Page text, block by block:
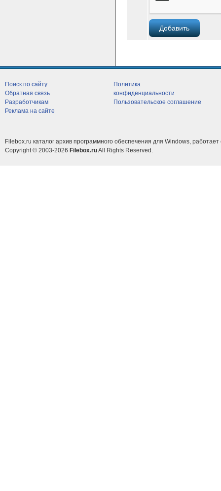
Поиск по сайту
Обратная связь
Разработчикам
Реклама на сайте
Политика
конфиденциальности
Пользовательское соглашение
Filebox.ru каталог архив программного обеспечения для Windows, работает
Copyright © 2003-2026 Filebox.ruAll Rights Reserved.